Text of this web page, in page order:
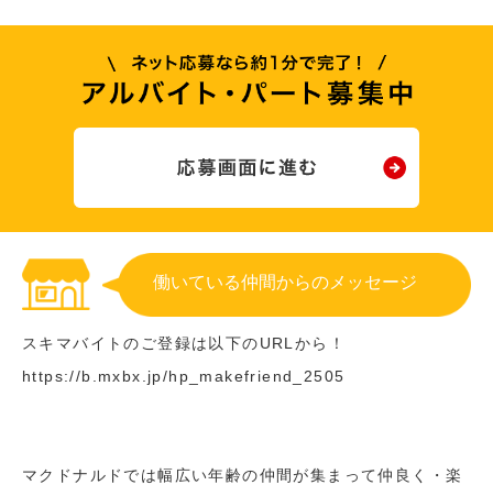
働いている仲間からのメッセージ
スキマバイトのご登録は以下のURLから！
https://b.mxbx.jp/hp_makefriend_2505
マクドナルドでは幅広い年齢の仲間が集まって仲良く・楽